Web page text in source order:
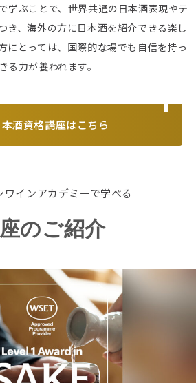
学ぶことで、世界共通の日本酒表現やテ
き、海外の方に日本酒を紹介できる楽し
にとっては、国際的な場でも自信を持っ
力が養われます。
酒資格講座はこちら
ワインアカデミーで学べる
のご紹介